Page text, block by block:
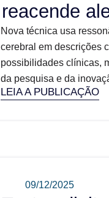
reacende
Nova técnica usa
cerebral em descrições
possibilidades clínicas,
da pesquisa e da
LEIA A PUBLICAÇÃO
09/12/2025